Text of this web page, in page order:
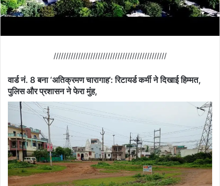
//////////////////////////////////////////////
वार्ड नं. 8 बना ‘अतिक्रमण चारागाह’: रिटायर्ड कर्मी ने दिखाई हिम्मत,
पुलिस और प्रशासन ने फेरा मुंह,